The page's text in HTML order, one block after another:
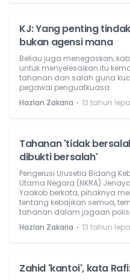
KJ: Yang penting
bukan agensi mana
Beliau juga menegaskan,
untuk menyelesaikan itu
tahanan dan salah guna
pegawai penguatkuasa.
Hazlan Zakaria ⋅ 13 tahun
Tahanan 'tidak
dibukti bersalah'
Pengerusi Urusetia Bidang
Utama Negara (NKRA)
Yaakob berkata, pihaknya
tentang kebajikan semua,
tahanan dalam jagaan polis.
Hazlan Zakaria ⋅ 13 tahun
Zahid 'kantoi', kata